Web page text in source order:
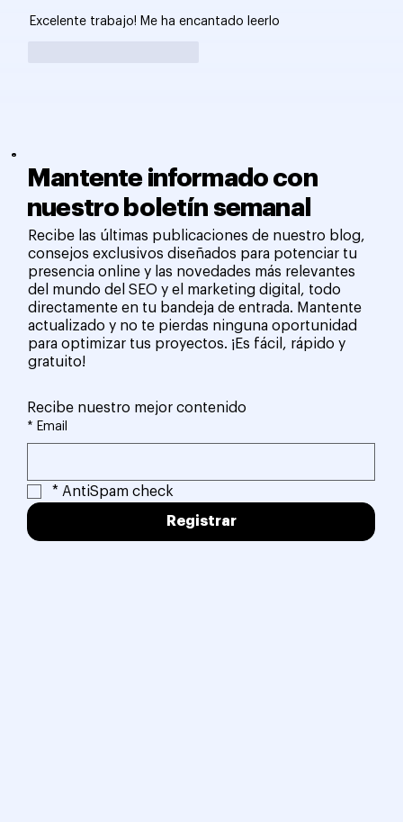
Mantente informado con
nuestro boletín semanal
Recibe las últimas publicaciones de nuestro blog,
consejos exclusivos diseñados para potenciar tu
presencia online y las novedades más relevantes
del mundo del SEO y el marketing digital, todo
directamente en tu bandeja de entrada. Mantente
actualizado y no te pierdas ninguna oportunidad
para optimizar tus proyectos. ¡Es fácil, rápido y
gratuito!
Recibe nuestro mejor contenido
* Email
* AntiSpam check
Registrar
Excelente trabajo! Me ha encantado leerlo